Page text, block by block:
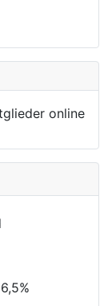
online
6,5%